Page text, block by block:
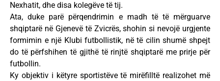
Nexhatit, dhe disa kolegëve të tij.
Ata, duke parë përqendrimin e madh të të mërguarve
shqiptarë në Gjenevë të Zvicrës, shohin si nevojë urgjente
formimin e një Klubi futbollistik, në të cilin shumë shpejt
do të përfshihen të gjithë të rinjtë shqiptarë me prirje për
futbollin.
Ky objektiv i këtyre sportistëve të mirëfilltë realizohet më